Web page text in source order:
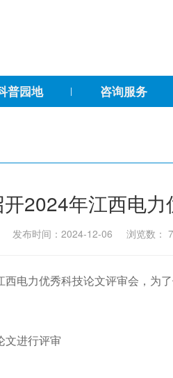
普园地 咨询服务
2024年江西电
发布时间：2024-12-06 浏览数：
电力优秀科技论文评审会，为
文进行评审